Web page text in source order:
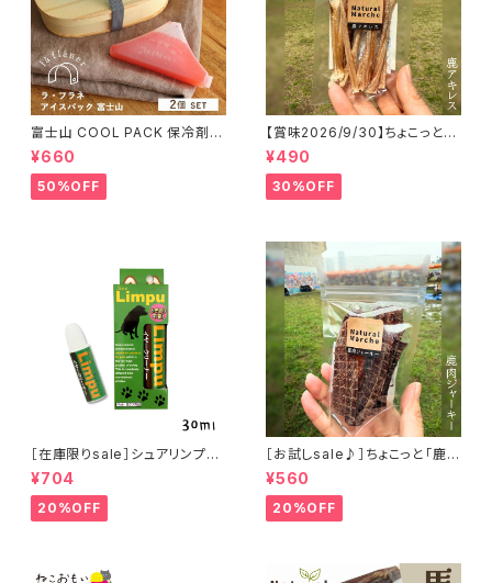
富士山 COOL PACK 保冷剤 2
個セット ひんやり雑貨 アイスパ
ックla flaner ラフラネ
¥660
50%OFF
【賞味2026/9/30】ちょこっと
「鹿アキレス」ジビエ鹿 おやつ
¥490
30%OFF
［在庫限りsale］シュアリンプウ
イヤークリーナー 30ml
¥704
20%OFF
［お試しsale♪］ちょこっと「鹿肉
ジャーキー」ジビエ鹿 おやつ
¥560
20%OFF